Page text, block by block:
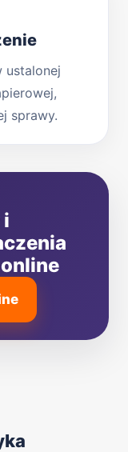
ustalonej
sprawy.
i